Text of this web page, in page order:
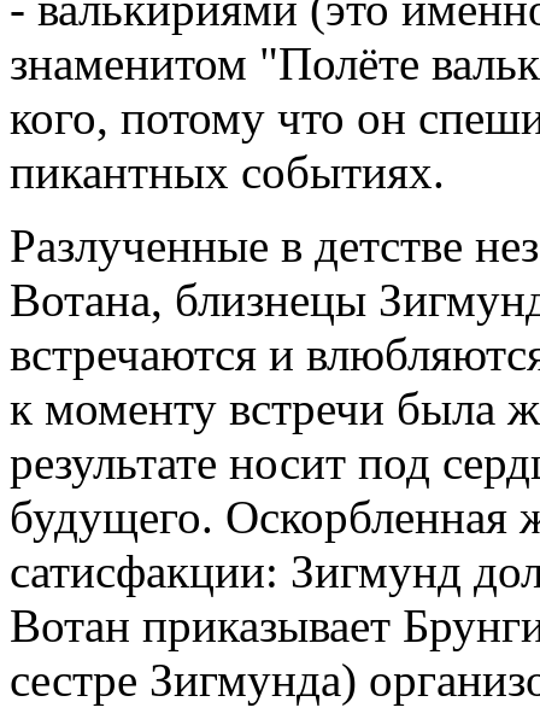
знаменитом "Полёте
кого, потому что он
пикантных событиях.
Разлученные в детстве
Вотана, близнецы
встречаются и
к моменту встречи была
результате носит под
будущего. Оскорбленная
сатисфакции: Зигмунд
Вотан приказывает
сестре Зигмунда)